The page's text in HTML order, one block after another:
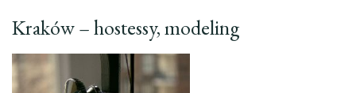
Kraków – hostessy, modeling